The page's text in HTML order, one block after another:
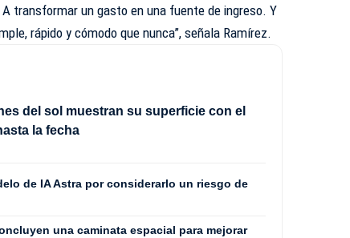
transformar un gasto en una fuente de ingreso. Y
rápido y cómodo que nunca”, señala Ramírez.
del sol muestran su superficie con el
la fecha
de IA Astra por considerarlo un riesgo de
una caminata espacial para mejorar